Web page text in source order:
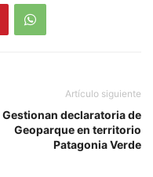
Artículo siguiente
Gestionan declaratoria de
Geoparque en territorio
Patagonia Verde